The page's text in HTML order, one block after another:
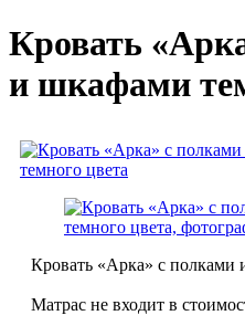
Кровать
и шкафами
Кровать «Арка» с полками
Матрас не входит в